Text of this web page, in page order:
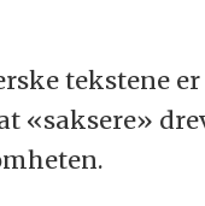
tekstene
«saksere»